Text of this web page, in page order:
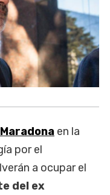
en la
por el
a ocupar el
del ex